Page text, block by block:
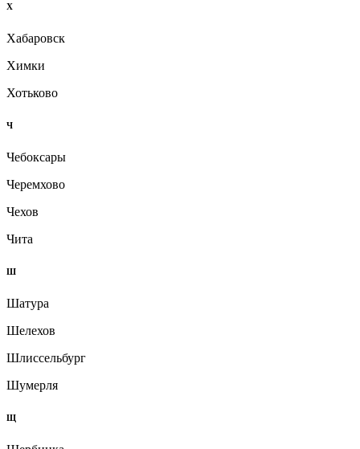
Х
Хабаровск
Химки
Хотьково
Ч
Чебоксары
Черемхово
Чехов
Чита
Ш
Шатура
Шелехов
Шлиссельбург
Шумерля
Щ